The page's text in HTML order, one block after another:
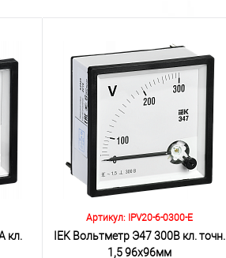
кл.
Артикул: IPV20-6-0300-E
IEK Вольтметр Э47 300В кл. точн.
1,5 96х96мм